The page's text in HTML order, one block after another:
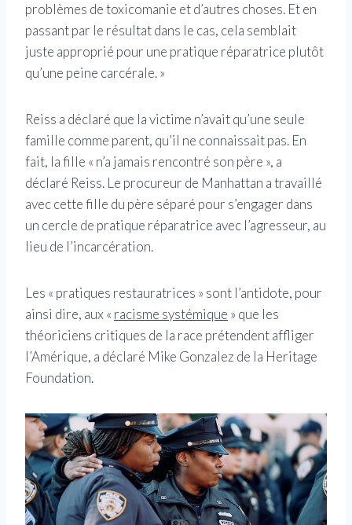
problèmes de toxicomanie et d’autres choses. Et en
passant par le résultat dans le cas, cela semblait
juste approprié pour une pratique réparatrice plutôt
qu’une peine carcérale. »
Reiss a déclaré que la victime n’avait qu’une seule
famille comme parent, qu’il ne connaissait pas. En
fait, la fille « n’a jamais rencontré son père », a
déclaré Reiss. Le procureur de Manhattan a travaillé
avec cette fille du père séparé pour s’engager dans
un cercle de pratique réparatrice avec l’agresseur, au
lieu de l’incarcération.
Les « pratiques restauratrices » sont l’antidote, pour
ainsi dire, aux « racisme systémique » que les
théoriciens critiques de la race prétendent affliger
l’Amérique, a déclaré Mike Gonzalez de la Heritage
Foundation.